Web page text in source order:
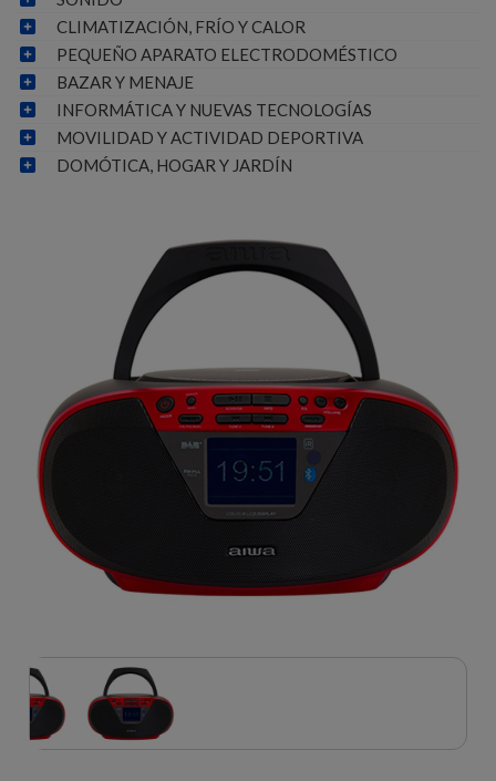
CLIMATIZACIÓN, FRÍO Y CALOR
PEQUEÑO APARATO ELECTRODOMÉSTICO
BAZAR Y MENAJE
INFORMÁTICA Y NUEVAS TECNOLOGÍAS
MOVILIDAD Y ACTIVIDAD DEPORTIVA
DOMÓTICA, HOGAR Y JARDÍN